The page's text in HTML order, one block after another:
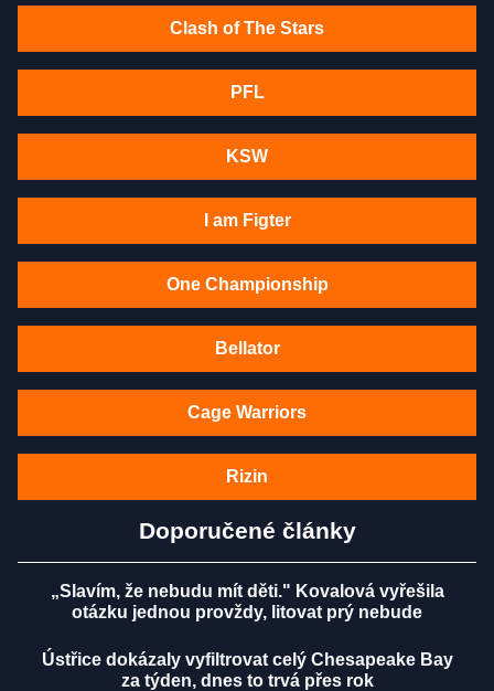
Clash of The Stars
PFL
KSW
I am Figter
One Championship
Bellator
Cage Warriors
Rizin
Doporučené články
„Slavím, že nebudu mít děti." Kovalová vyřešila
otázku jednou provždy, litovat prý nebude
Ústřice dokázaly vyfiltrovat celý Chesapeake Bay
za týden, dnes to trvá přes rok